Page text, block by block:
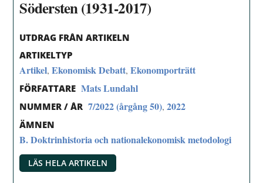
Södersten (1931-2017)
UTDRAG FRÅN ARTIKELN
ARTIKELTYP
Artikel,Ekonomisk Debatt,Ekonomporträtt
FÖRFATTARE Mats Lundahl
NUMMER / ÅR 7/2022 (årgång 50),2022
ÄMNEN
B. Doktrinhistoria och nationalekonomisk metodologi
LÄS HELA ARTIKELN